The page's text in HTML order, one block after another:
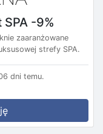
-9%
zaaranżowane
strefy SPA.
dni temu.